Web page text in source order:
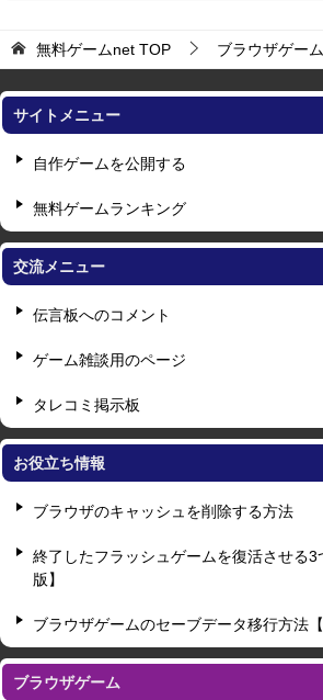
無料ゲームnet TOP ブラウザゲーム
サイトメニュー
自作ゲームを公開する
無料ゲームランキング
交流メニュー
伝言板へのコメント
ゲーム雑談用のページ
タレコミ掲示板
お役立ち情報
ブラウザのキャッシュを削除する方法
終了したフラッシュゲームを復活させる
版】
ブラウザゲームのセーブデータ移行方法
ブラウザゲーム